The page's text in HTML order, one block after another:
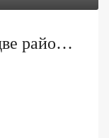
Продажа квартиры в Будве район Розино